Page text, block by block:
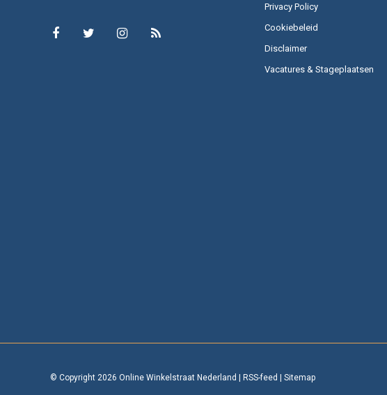
Privacy Policy
Cookiebeleid
Disclaimer
Vacatures & Stageplaatsen
© Copyright 2026 Online Winkelstraat Nederland | RSS-feed | Sitemap